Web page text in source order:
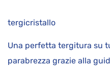
kit
Una perfetta tergitura su
parabrezza grazie alla